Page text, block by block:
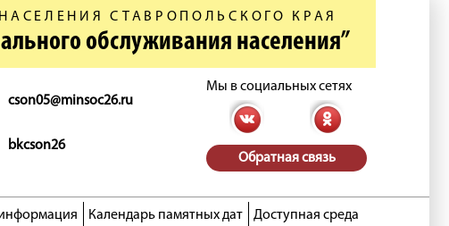
СТАВРОПОЛЬСКОГО КРАЯ
обслуживания населения”
cson05@minsoc26.ru
bkcson26
Мы в социальных сетях
Обратная связь
Календарь памятных дат Доступная среда